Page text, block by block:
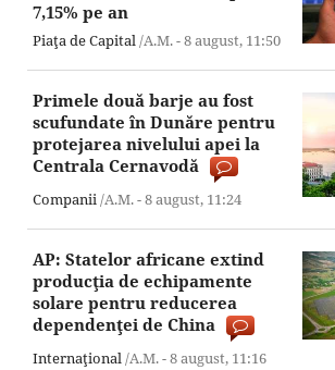
7,15% pe an
Piaţa de Capital/A.M. -8 august, 11:50
Primele două barje au fost
scufundate în Dunăre pentru
protejarea nivelului apei la
Centrala Cernavodă
Companii/A.M. -8 august, 11:24
AP: Statelor africane extind
producţia de echipamente
solare pentru reducerea
dependenţei de China
Internaţional/A.M. -8 august, 11:16